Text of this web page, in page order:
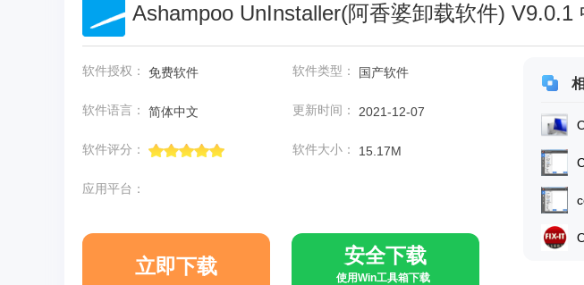
Ashampoo UnInstaller(阿香婆卸载软件) V9.0.1
版
软件授权： 免费软件 软件类型： 国产软件
软件语言： 简体中文 更新时间： 2021-12-07
软件评分： 软件大小： 15.17M
应用平台：
立即下载 安全下载
使用Win工具箱下载